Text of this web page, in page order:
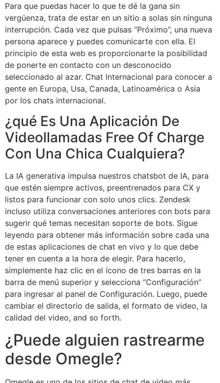
Para que puedas hacer lo que te dé la gana sin
vergüenza, trata de estar en un sitio a solas sin ninguna
interrupción. Cada vez que pulsas “Próximo”, una nueva
persona aparece y puedes comunicarte con ella. El
principio de esta web es proporcionarte la posibilidad
de ponerte en contacto con un desconocido
seleccionado al azar. Chat Internacional para conocer a
gente en Europa, Usa, Canada, Latinoamérica o Asia
por los chats internacional.
¿qué Es Una Aplicación De
Videollamadas Free Of Charge
Con Una Chica Cualquiera?
La IA generativa impulsa nuestros chatsbot de IA, para
que estén siempre activos, preentrenados para CX y
listos para funcionar con solo unos clics. Zendesk
incluso utiliza conversaciones anteriores con bots para
sugerir qué temas necesitan soporte de bots. Sigue
leyendo para obtener más información sobre cada una
de estas aplicaciones de chat en vivo y lo que debe
tener en cuenta a la hora de elegir. Para hacerlo,
simplemente haz clic en el ícono de tres barras en la
barra de menú superior y selecciona “Configuración”
para ingresar al panel de Configuración. Luego, puede
cambiar el directorio de salida, el formato de video, la
calidad del video, and so forth.
¿Puede alguien rastrearme
desde Omegle?